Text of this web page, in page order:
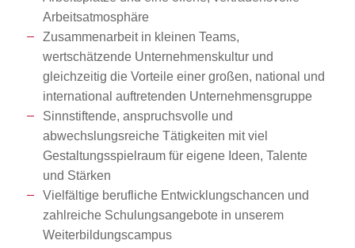
Arbeitsatmosphäre
Zusammenarbeit in kleinen Teams,
wertschätzende Unternehmenskultur und
gleichzeitig die Vorteile einer großen, national und
international auftretenden Unternehmensgruppe
Sinnstiftende, anspruchsvolle und
abwechslungsreiche Tätigkeiten mit viel
Gestaltungsspielraum für eigene Ideen, Talente
und Stärken
Vielfältige berufliche Entwicklungschancen und
zahlreiche Schulungsangebote in unserem
Weiterbildungscampus